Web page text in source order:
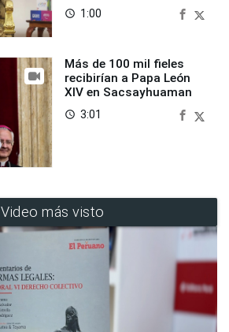
access_time 1:00
Más de 100 mil fieles
recibirían a Papa León
XIV en Sacsayhuaman
access_time 3:01
Video más visto